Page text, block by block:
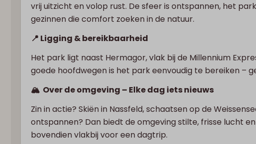
vrij uitzicht en volop rust. De sfeer is ontspannen, het
gezinnen die comfort zoeken in de natuur.
📍 Ligging & bereikbaarheid
Het park ligt naast Hermagor, vlak bij de Millennium
goede hoofdwegen is het park eenvoudig te bereiken –
🏔️ Over de omgeving – Elke dag iets nieuws
Zin in actie? Skiën in Nassfeld, schaatsen op de
ontspannen? Dan biedt de omgeving stilte, frisse lucht
bovendien vlakbij voor een dagtrip.